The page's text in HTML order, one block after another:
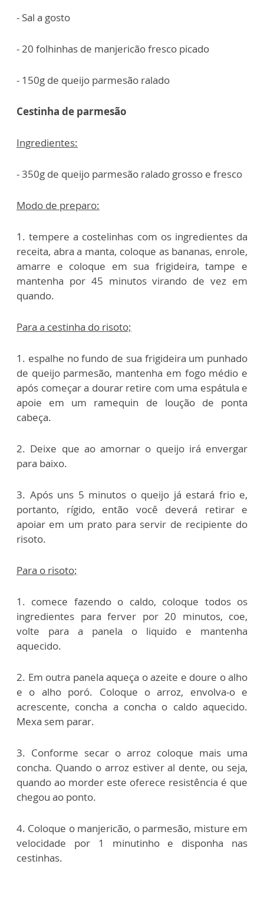
- Sal a gosto
- 20 folhinhas de manjericão fresco picado
- 150g de queijo parmesão ralado
Cestinha de parmesão
Ingredientes:
- 350g de queijo parmesão ralado grosso e fresco
Modo de preparo:
1. tempere a costelinhas com os ingredientes da
receita, abra a manta, coloque as bananas, enrole,
amarre e coloque em sua frigideira, tampe e
mantenha por 45 minutos virando de vez em
quando.
Para a cestinha do risoto;
1. espalhe no fundo de sua frigideira um punhado
de queijo parmesão, mantenha em fogo médio e
após começar a dourar retire com uma espátula e
apoie em um ramequin de loução de ponta
cabeça.
2. Deixe que ao amornar o queijo irá envergar
para baixo.
3. Após uns 5 minutos o queijo já estará frio e,
portanto, rígido, então você deverá retirar e
apoiar em um prato para servir de recipiente do
risoto.
Para o risoto;
1. comece fazendo o caldo, coloque todos os
ingredientes para ferver por 20 minutos, coe,
volte para a panela o liquido e mantenha
aquecido.
2. Em outra panela aqueça o azeite e doure o alho
e o alho poró. Coloque o arroz, envolva-o e
acrescente, concha a concha o caldo aquecido.
Mexa sem parar.
3. Conforme secar o arroz coloque mais uma
concha. Quando o arroz estiver al dente, ou seja,
quando ao morder este oferece resistência é que
chegou ao ponto.
4. Coloque o manjericão, o parmesão, misture em
velocidade por 1 minutinho e disponha nas
cestinhas.